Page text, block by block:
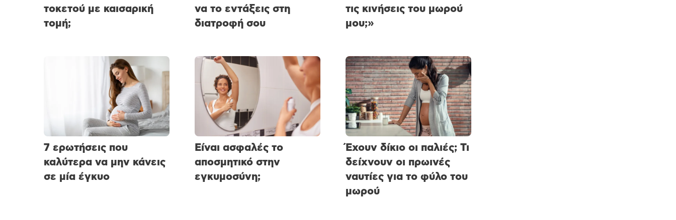
τοκετού με καισαρική
τομή;
να το εντάξεις στη
διατροφή σου
τις κινήσεις του μωρού
μου;»
7 ερωτήσεις που
καλύτερα να μην κάνεις
σε μία έγκυο
Είναι ασφαλές το
αποσμητικό στην
εγκυμοσύνη;
Έχουν δίκιο οι παλιές; Τι
δείχνουν οι πρωινές
ναυτίες για το φύλο του
μωρού